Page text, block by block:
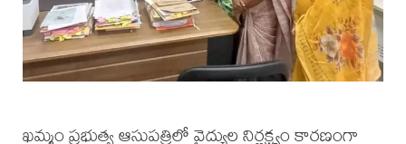
ఖమ్మం ప్రభుత్వ ఆసుపత్రిలో వైద్యుల నిర్లక్ష్యం కారణంగా